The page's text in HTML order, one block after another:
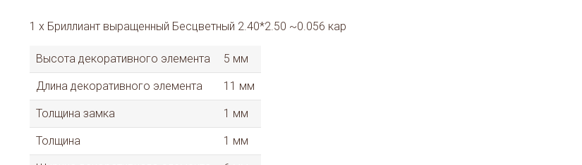
1 x Бриллиант выращенный Бесцветный 2.40*2.50 ~0.056 кар
Высота декоративного элемента 5 мм
Длина декоративного элемента 11 мм
Толщина замка 1 мм
Толщина 1 мм